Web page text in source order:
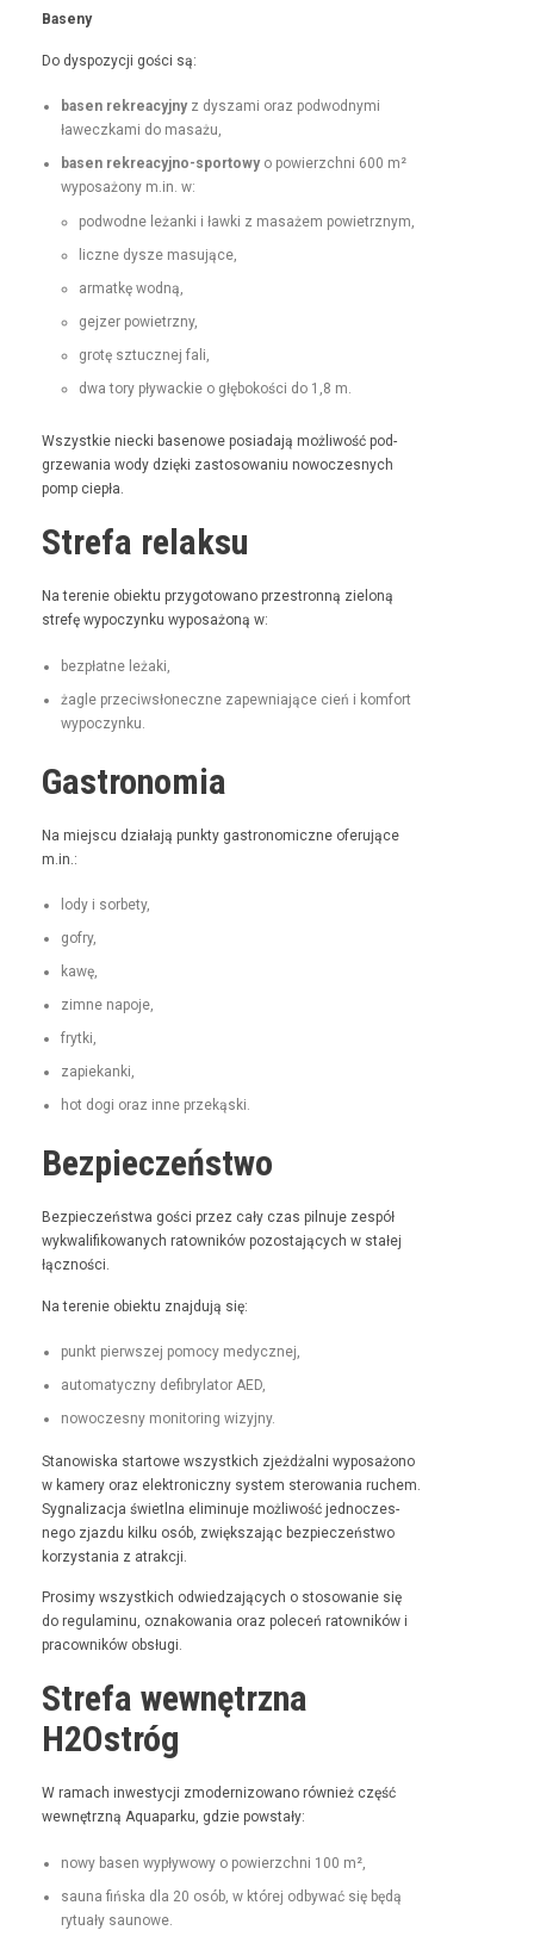
Base­ny
Do dys­pozy­cji goś­ci są:
basen rekrea­cyjnyz dysza­mi oraz pod­wod­ny­mi
ławeczka­mi do masażu,
basen rekrea­cyjno-sportowyo powierzch­ni 600 m²
wyposażony m.in. w:
pod­wodne leżan­ki i ław­ki z masażem powietrznym,
liczne dysze masujące,
armatkę wod­ną,
gejz­er powietrzny,
grotę sztucznej fali,
dwa tory pływack­ie o głębokoś­ci do 1,8 m.
Wszys­tkie niec­ki basenowe posi­ada­ją możli­wość pod­
grze­wa­nia wody dzię­ki zas­tosowa­niu nowoczes­nych
pomp ciepła.
Strefa relaksu
Na tere­nie obiek­tu przy­go­towano prze­stron­ną zieloną
stre­fę wypoczynku wyposażoną w:
bezpłatne leża­ki,
żagle prze­ci­wsłoneczne zapew­ni­a­jące cień i kom­fort
wypoczynku.
Gastronomia
Na miejs­cu dzi­ała­ją punk­ty gas­tro­nom­iczne ofer­u­jące
m.in.:
lody i sorbety,
gofry,
kawę,
zimne napo­je,
fry­t­ki,
zapiekan­ki,
hot dogi oraz inne przekąski.
Bezpieczeństwo
Bez­pieczeńst­wa goś­ci przez cały czas pil­nu­je zespół
wyk­wal­i­fikowanych ratown­ików pozosta­ją­cych w stałej
łączności.
Na tere­nie obiek­tu zna­j­du­ją się:
punkt pier­wszej pomo­cy medycznej,
automaty­czny defi­bry­la­tor AED,
nowoczes­ny mon­i­tor­ing wizyjny.
Stanowiska star­towe wszys­t­kich zjeżdżal­ni wyposażono
w kamery oraz elek­tron­iczny sys­tem sterowa­nia ruchem.
Syg­nal­iza­c­ja świ­etl­na elimin­u­je możli­wość jed­noczes­
nego zjaz­du kilku osób, zwięk­sza­jąc bez­pieczeńst­wo
korzys­ta­nia z atrakcji.
Prosimy wszys­t­kich odwiedza­ją­cych o stosowanie się
do reg­u­laminu, oznakowa­nia oraz pole­ceń ratown­ików i
pra­cown­ików obsługi.
Strefa wewnętrzna
H2Ostróg
W ramach inwest­y­cji zmod­ern­i­zowano również część
wewnętrzną Aqua­parku, gdzie powstały:
nowy basen wypły­wowy o powierzch­ni 100 m²,
sauna fińs­ka dla 20 osób, w której odby­wać się będą
rytu­ały saunowe.